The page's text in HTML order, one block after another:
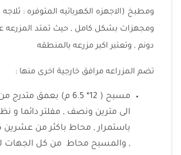
ومطبخ (الاجهزه الكهربائيه المتوفره :
دونم , وتعتبر اكبر مزرعه بالمنطقه
تضم المزراعه مرافق خارجية اخرى منها :
مسبح ( 12* 6.5 م) بعمق
الى مترين ونصف , مفلتر دائما و
باستمرار , محاط باكثر من
, والمسبح محاط من كل الجهات